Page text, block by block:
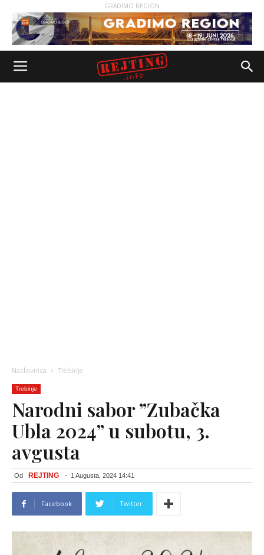
GRADIMO REGION
Naslovnica Trebinje
Trebinje
Narodni sabor ”Zubačka
Ubla 2024” u subotu, 3.
avgusta
Od REJTING - 1 Augusta, 2024 14:41
Facebook Twitter